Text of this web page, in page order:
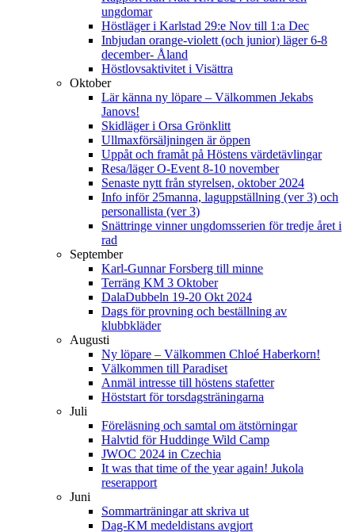
ungdomar
Höstläger i Karlstad 29:e Nov till 1:a Dec
Inbjudan orange-violett (och junior) läger 6-8
december- Åland
Höstlovsaktivitet i Visättra
Oktober
Lär känna ny löpare – Välkommen Jekabs
Janovs!
Skidläger i Orsa Grönklitt
Ullmaxförsäljningen är öppen
Uppåt och framåt på Höstens värdetävlingar
Resa/läger O-Event 8-10 november
Senaste nytt från styrelsen, oktober 2024
Info inför 25manna, laguppställning (ver 3) och
personallista (ver 3)
Snättringe vinner ungdomsserien för tredje året i
rad
September
Karl-Gunnar Forsberg till minne
Terräng KM 3 Oktober
DalaDubbeln 19-20 Okt 2024
Dags för provning och beställning av
klubbkläder
Augusti
Ny löpare – Välkommen Chloé Haberkorn!
Välkommen till Paradiset
Anmäl intresse till höstens stafetter
Höststart för torsdagsträningarna
Juli
Föreläsning och samtal om ätstörningar
Halvtid för Huddinge Wild Camp
JWOC 2024 in Czechia
It was that time of the year again! Jukola
reserapport
Juni
Sommarträningar att skriva ut
Dag-KM medeldistans avgjort